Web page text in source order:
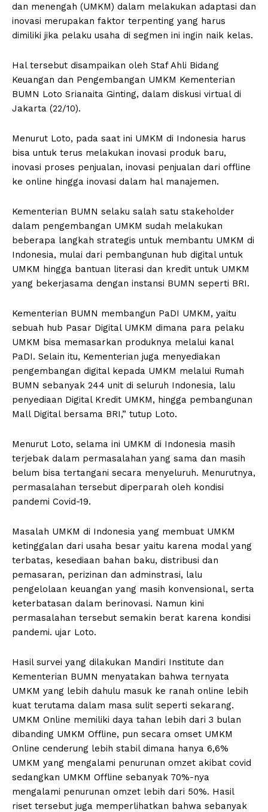
dan menengah (UMKM) dalam melakukan adaptasi dan
inovasi merupakan faktor terpenting yang harus
dimiliki jika pelaku usaha di segmen ini ingin naik kelas.
Hal tersebut disampaikan oleh Staf Ahli Bidang
Keuangan dan Pengembangan UMKM Kementerian
BUMN Loto Srianaita Ginting, dalam diskusi virtual di
Jakarta (22/10).
Menurut Loto, pada saat ini UMKM di Indonesia harus
bisa untuk terus melakukan inovasi produk baru,
inovasi proses penjualan, inovasi penjualan dari offline
ke online hingga inovasi dalam hal manajemen.
Kementerian BUMN selaku salah satu stakeholder
dalam pengembangan UMKM sudah melakukan
beberapa langkah strategis untuk membantu UMKM di
Indonesia, mulai dari pembangunan hub digital untuk
UMKM hingga bantuan literasi dan kredit untuk UMKM
yang bekerjasama dengan instansi BUMN seperti BRI.
Kementerian BUMN membangun PaDI UMKM, yaitu
sebuah hub Pasar Digital UMKM dimana para pelaku
UMKM bisa memasarkan produknya melalui kanal
PaDI. Selain itu, Kementerian juga menyediakan
pengembangan digital kepada UMKM melalui Rumah
BUMN sebanyak 244 unit di seluruh Indonesia, lalu
penyediaan Digital Kredit UMKM, hingga pembangunan
Mall Digital bersama BRI,” tutup Loto.
Menurut Loto, selama ini UMKM di Indonesia masih
terjebak dalam permasalahan yang sama dan masih
belum bisa tertangani secara menyeluruh. Menurutnya,
permasalahan tersebut diperparah oleh kondisi
pandemi Covid-19.
Masalah UMKM di Indonesia yang membuat UMKM
ketinggalan dari usaha besar yaitu karena modal yang
terbatas, kesediaan bahan baku, distribusi dan
pemasaran, perizinan dan adminstrasi, lalu
pengelolaan keuangan yang masih konvensional, serta
keterbatasan dalam berinovasi. Namun kini
permasalahan tersebut semakin berat karena kondisi
pandemi. ujar Loto.
Hasil survei yang dilakukan Mandiri Institute dan
Kementerian BUMN menyatakan bahwa ternyata
UMKM yang lebih dahulu masuk ke ranah online lebih
kuat terutama dalam masa sulit seperti sekarang.
UMKM Online memiliki daya tahan lebih dari 3 bulan
dibanding UMKM Offline, pun secara omset UMKM
Online cenderung lebih stabil dimana hanya 6,6%
UMKM yang mengalami penurunan omzet akibat covid
sedangkan UMKM Offline sebanyak 70%-nya
mengalami penurunan omzet lebih dari 50%. Hasil
riset tersebut juga memperlihatkan bahwa sebanyak